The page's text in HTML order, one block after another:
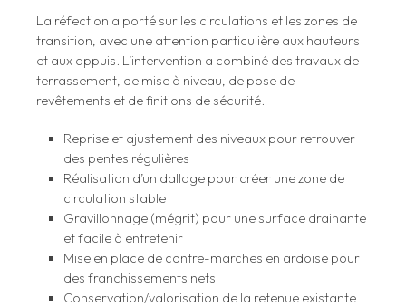
La réfection a porté sur les circulations et les zones de
transition, avec une attention particulière aux hauteurs
et aux appuis. L’intervention a combiné des travaux de
terrassement, de mise à niveau, de pose de
revêtements et de finitions de sécurité.
Reprise et ajustement des niveaux pour retrouver
des pentes régulières
Réalisation d’un dallage pour créer une zone de
circulation stable
Gravillonnage (mégrit) pour une surface drainante
et facile à entretenir
Mise en place de contre-marches en ardoise pour
des franchissements nets
Conservation/valorisation de la retenue existante